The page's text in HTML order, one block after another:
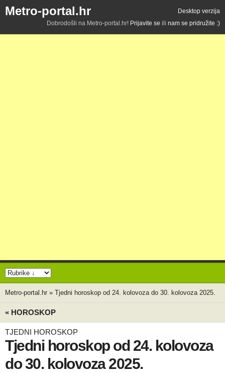
Metro-portal.hr
Desktop verzija
Dobrodošli na Metro-portal.hr! Prijavite se ili nam se pridružite :)
Metro-portal.hr » Tjedni horoskop od 24. kolovoza do 30. kolovoza 2025.
« HOROSKOP
TJEDNI HOROSKOP
Tjedni horoskop od 24. kolovoza
do 30. kolovoza 2025.